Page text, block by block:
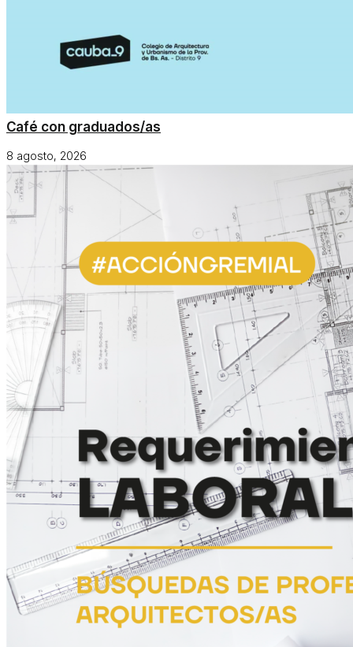
Café con graduados/as
8 agosto, 2026